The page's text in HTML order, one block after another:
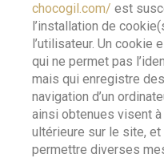
chocogil.com/ est
l’installation de
l’utilisateur. Un cookie
qui ne permet pas
mais qui enregistre
navigation d’un
ainsi obtenues visent
ultérieure sur le site,
permettre diverses